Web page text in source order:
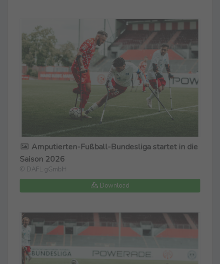
Amputierten-Fußball-Bundesliga startet in die
Saison 2026
© DAFL gGmbH
Download